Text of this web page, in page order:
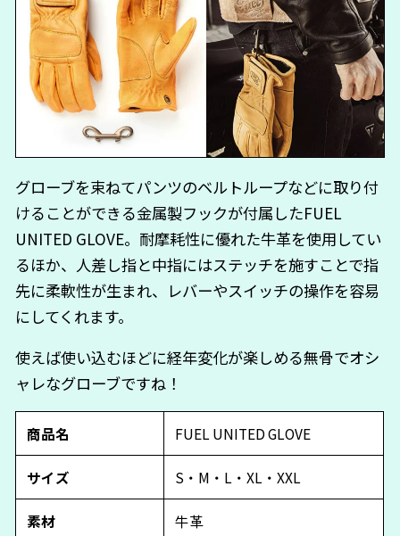
グローブを束ねてパンツのベルトループなどに取り付
けることができる金属製フックが付属したFUEL
UNITED GLOVE。耐摩耗性に優れた牛革を使用してい
るほか、人差し指と中指にはステッチを施すことで指
先に柔軟性が生まれ、レバーやスイッチの操作を容易
にしてくれます。
使えば使い込むほどに経年変化が楽しめる無骨でオシ
ャレなグローブですね！
商品名 FUEL UNITED GLOVE
サイズ S・M・L・XL・XXL
素材 牛革